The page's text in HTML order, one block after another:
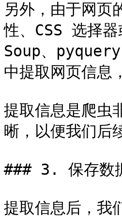
另外，由于网页
性、CSS 选择
Soup、
中提取网页信息
提取信息是爬虫
晰，以便我们后
### 3. 保存数
提取信息后，我